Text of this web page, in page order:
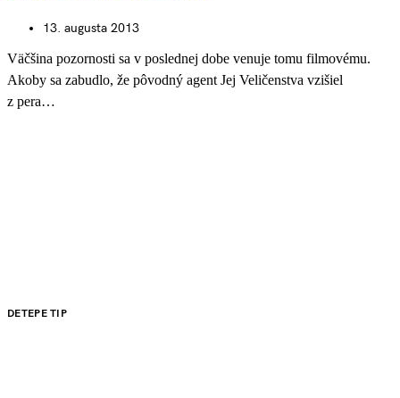
13. augusta 2013
Väčšina pozornosti sa v poslednej dobe venuje tomu filmovému.
Akoby sa zabudlo, že pôvodný agent Jej Veličenstva vzišiel
z pera…
DETEPE TIP